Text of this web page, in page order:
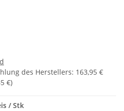
des Herstellers: 163,95 €
€)
/ Stk